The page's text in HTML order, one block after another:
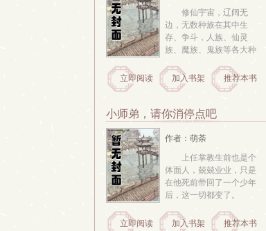
修仙宇宙，辽阔无
边，无数种族在其中生
存、争斗，人族、仙灵
族、魔族、鬼族等各大种
台上演绎着丛林法则，合
纵连横，互为仇敌，资源
都将自己的资源藏得严严
实实，目光又在窥伺着他
人的珍藏。防备和隔阂藏
立即阅读 加入书架 推荐本书
小师弟，请你消停点吧
作者：萌荼
上任掌教生前也是个
体面人，兢兢业业，只是
在他死前带回了一个少年
后，这一切都变了。
立即阅读 加入书架 推荐本书